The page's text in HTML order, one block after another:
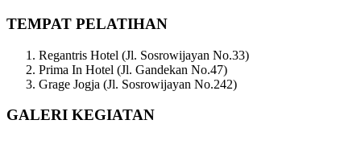
TEMPAT PELATIHAN
Regantris Hotel (Jl. Sosrowijayan No.33)
Prima In Hotel (Jl. Gandekan No.47)
Grage Jogja (Jl. Sosrowijayan No.242)
GALERI KEGIATAN